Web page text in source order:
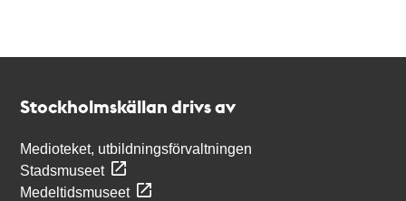
Stockholmskällan drivs av
Medioteket, utbildningsförvaltningen
Stadsmuseet
Medeltidsmuseet